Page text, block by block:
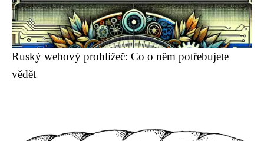
Ruský webový prohlížeč: Co o něm potřebujete
vědět